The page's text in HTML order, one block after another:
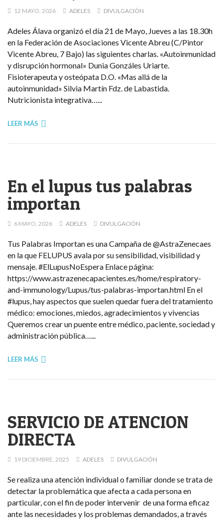
12 MAYO, 2026 ADELES DIVULGACIÓN
Adeles Álava organizó el día 21 de Mayo, Jueves a las 18.30h
en la Federación de Asociaciones Vicente Abreu (C/Pintor
Vicente Abreu, 7 Bajo) las siguientes charlas. «Autoinmunidad
y disrupción hormonal» Dunia Gonzáles Uriarte.
Fisioterapeuta y osteópata D.O. «Mas allá de la
autoinmunidad» Silvia Martín Fdz. de Labastida.
Nutricionista integrativa…...
LEER MÁS
En el lupus tus palabras
importan
6 MAYO, 2026 ADELES DIVULGACIÓN
Tus Palabras Importan es una Campaña de @AstraZenecaes
en la que FELUPUS avala por su sensibilidad, visibilidad y
mensaje. #ElLupusNoEspera Enlace página:
https://www.astrazenecapacientes.es/home/respiratory-
and-immunology/Lupus/tus-palabras-importan.html En el
#lupus, hay aspectos que suelen quedar fuera del tratamiento
médico: emociones, miedos, agradecimientos y vivencias
Queremos crear un puente entre médico, paciente, sociedad y
administración pública…...
LEER MÁS
SERVICIO DE ATENCION
DIRECTA
19 DICIEMBRE, 2025 ADELES DIVULGACIÓN
Se realiza una atención individual o familiar donde se trata de
detectar la problemática que afecta a cada persona en
particular, con el fin de poder intervenir de una forma eficaz
ante las necesidades y los problemas demandados, a través